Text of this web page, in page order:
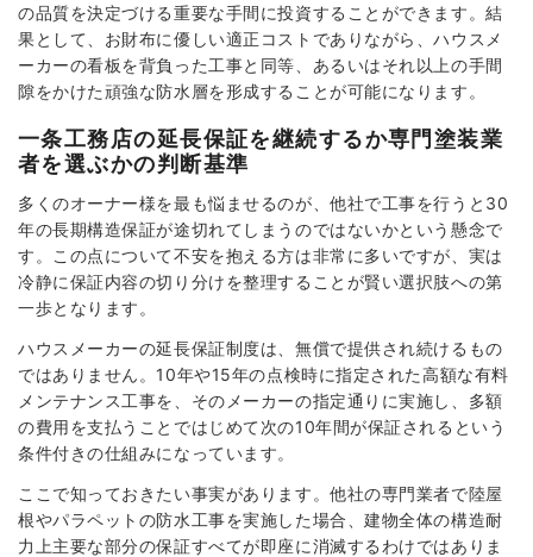
の品質を決定づける重要な手間に投資することができます。結
果として、お財布に優しい適正コストでありながら、ハウスメ
ーカーの看板を背負った工事と同等、あるいはそれ以上の手間
隙をかけた頑強な防水層を形成することが可能になります。
一条工務店の延長保証を継続するか専門塗装業
者を選ぶかの判断基準
多くのオーナー様を最も悩ませるのが、他社で工事を行うと30
年の長期構造保証が途切れてしまうのではないかという懸念で
す。この点について不安を抱える方は非常に多いですが、実は
冷静に保証内容の切り分けを整理することが賢い選択肢への第
一歩となります。
ハウスメーカーの延長保証制度は、無償で提供され続けるもの
ではありません。10年や15年の点検時に指定された高額な有料
メンテナンス工事を、そのメーカーの指定通りに実施し、多額
の費用を支払うことではじめて次の10年間が保証されるという
条件付きの仕組みになっています。
ここで知っておきたい事実があります。他社の専門業者で陸屋
根やパラペットの防水工事を実施した場合、建物全体の構造耐
力上主要な部分の保証すべてが即座に消滅するわけではありま